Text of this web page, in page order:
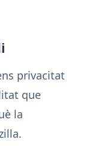
privacitat
que
la